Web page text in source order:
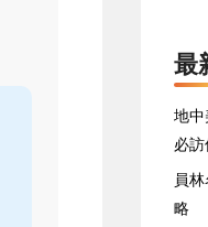
最
地
必
員
略